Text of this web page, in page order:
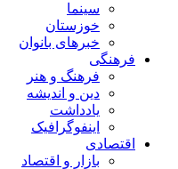
سینما
خوزستان
خبرهای بانوان
فرهنگی
فرهنگ و هنر
دین و اندیشه
یادداشت
اینفوگرافیک
اقتصادی
بازار و اقتصاد